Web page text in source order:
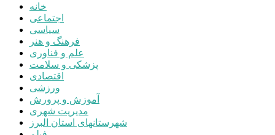
خانه
اجتماعی
سیاسی
فرهنگ و هنر
علم و فناوری
پزشکی و سلامت
اقتصادی
ورزشی
آموزش و پرورش
مدیریت شهری
شهرستانهای استان البرز